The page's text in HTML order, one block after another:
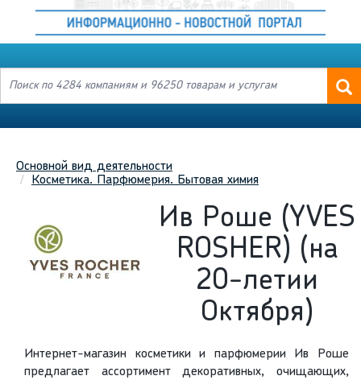
Основной вид деятельности
Косметика. Парфюмерия. Бытовая химия
Ив Роше (YVES
ROSHER) (на
20-летии
Октября)
Интернет-магазин косметики и парфюмерии Ив Роше
предлагает ассортимент декоративных, очищающих,